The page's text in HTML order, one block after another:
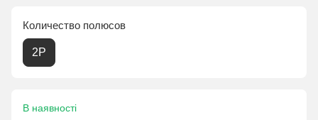
Количество полюсов
2P
В наявності